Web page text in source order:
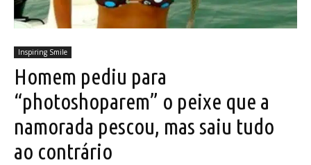
Inspiring Smile
Homem pediu para
“photoshoparem” o peixe que a
namorada pescou, mas saiu tudo
ao contrário